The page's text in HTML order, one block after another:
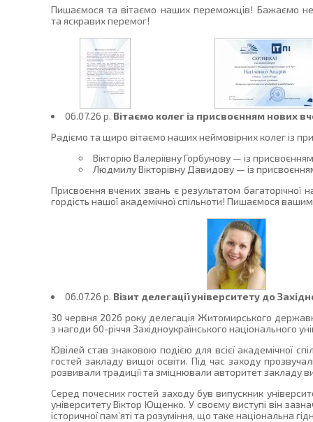
Пишаємося та вітаємо наших переможців! Бажаємо
та яскравих перемог!
06.07.26 p. Вітаємо колег із присвоєнням нових
Радіємо та щиро вітаємо наших неймовірних колег із
Вікторію Валеріївну Горбунову — із
Людмилу Вікторівну Давидову — із
Присвоєння вчених звань є результатом багаторічної
гордість нашої академічної спільноти! Пишаємося
06.07.26 p. Візит делегації університету до
30 червня 2026 року делегація Житомирського
з нагоди 60-річчя Західноукраїнського національного
Ювілей став знаковою подією для всієї академічної
гостей закладу вищої освіти. Під час заходу
розвивали традиції та зміцнювали авторитет закладу
Серед почесних гостей заходу був випускник
університету Віктор Ющенко. У своєму виступі він
історичної пам’яті та розуміння, що таке національна